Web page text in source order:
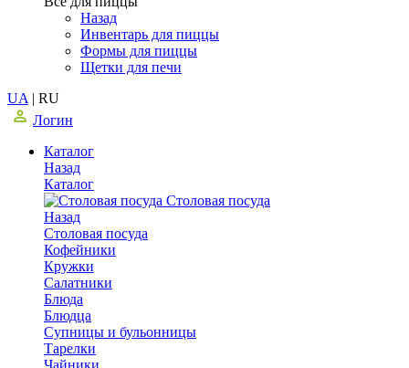
Назад
Инвентарь для пиццы
Формы для пиццы
Щетки для печи
UA | RU
Логин
Каталог
Назад
Каталог
Столовая посуда
Назад
Столовая посуда
Кофейники
Кружки
Салатники
Блюда
Блюдца
Супницы и бульонницы
Тарелки
Чайники